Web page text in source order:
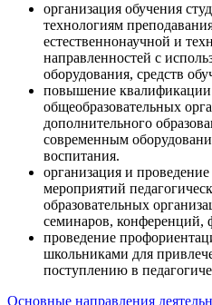
организация обучения
технологиям
естественнонаучной и
направленностей с
оборудования, средств
повышение квалификации
общеобразовательных
дополнительного
современным
воспитания.
организация и
мероприятий
образовательных
семинаров, конференций,
проведение
школьниками для
поступлению в
Основные направления